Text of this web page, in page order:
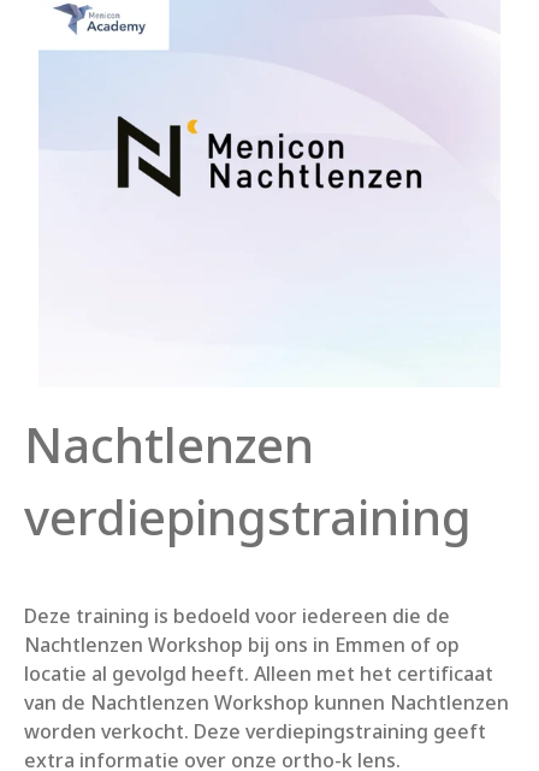
Nachtlenzen
verdiepingstraining
Deze training is bedoeld voor iedereen die de
Nachtlenzen Workshop bij ons in Emmen of op
locatie al gevolgd heeft. Alleen met het certificaat
van de Nachtlenzen Workshop kunnen Nachtlenzen
worden verkocht. Deze verdiepingstraining geeft
extra informatie over onze ortho-k lens.